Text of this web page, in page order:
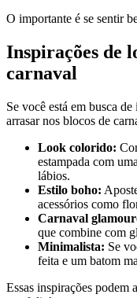
O importante é se sentir
Inspirações de
carnaval
Se você está em busca
arrasar nos blocos de
Look colorido:
estampada com
lábios.
Estilo boho:
acessórios como
Carnaval
que combine com
Minimalista: Se
feita e um batom
Essas inspirações podem